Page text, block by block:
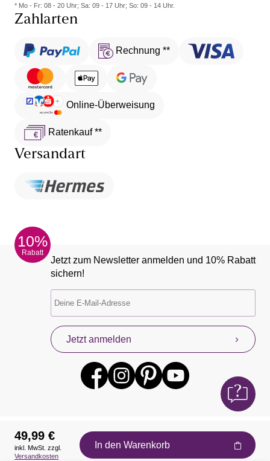
* Mo - Fr: 08 - 20 Uhr; Sa: 09 - 17 Uhr; So: 09 - 14 Uhr.
Zahlarten
Rechnung **
Online-Überweisung
Ratenkauf **
Versandart
10%
Rabatt
Jetzt zum Newsletter anmelden und 10% Rabatt
sichern!
Jetzt anmelden
Auszeichnungen
49,99 €
inkl. MwSt. zzgl.
Versandkosten
In den Warenkorb